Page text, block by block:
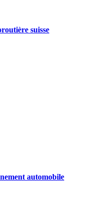
suisse
automobile